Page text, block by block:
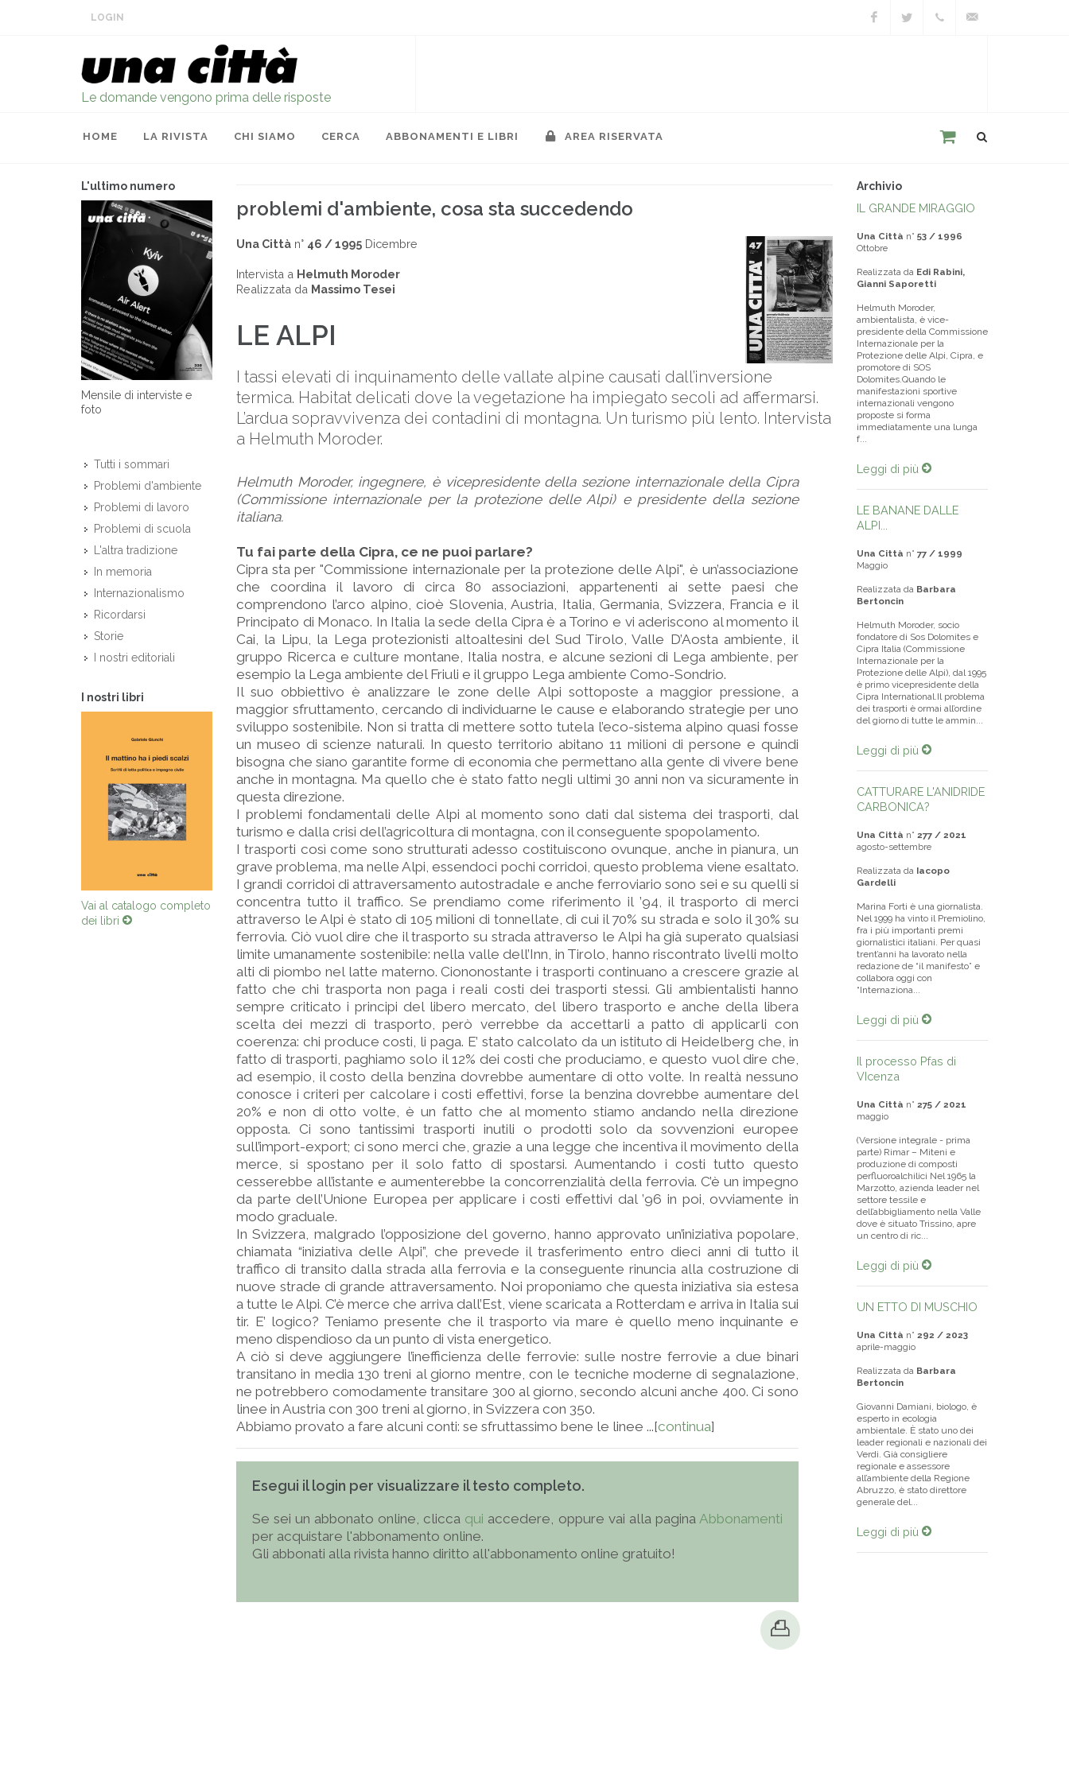
LOGIN
Le domande vengono prima delle risposte
HOME LA RIVISTA CHI SIAMO CERCA ABBONAMENTI E LIBRI AREA RISERVATA
L'ultimo numero
Mensile di interviste e
foto
Tutti i sommari
Problemi d'ambiente
Problemi di lavoro
Problemi di scuola
L'altra tradizione
In memoria
Internazionalismo
Ricordarsi
Storie
I nostri editoriali
I nostri libri
Vai al catalogo completo
dei libri
problemi d'ambiente, cosa sta succedendo
Una Città n° 46 / 1995 Dicembre
Intervista a Helmuth Moroder
Realizzata da Massimo Tesei
LE ALPI
I tassi elevati di inquinamento delle vallate alpine causati dall’inversione
termica. Habitat delicati dove la vegetazione ha impiegato secoli ad affermarsi.
L’ardua sopravvivenza dei contadini di montagna. Un turismo più lento. Intervista
a Helmuth Moroder.
Helmuth Moroder, ingegnere, è vicepresidente della sezione internazionale della Cipra
(Commissione internazionale per la protezione delle Alpi) e presidente della sezione
italiana.
Tu fai parte della Cipra, ce ne puoi parlare?
Cipra sta per "Commissione internazionale per la protezione delle Alpi", è un’associazione
che coordina il lavoro di circa 80 associazioni, appartenenti ai sette paesi che
comprendono l’arco alpino, cioè Slovenia, Austria, Italia, Germania, Svizzera, Francia e il
Principato di Monaco. In Italia la sede della Cipra è a Torino e vi aderiscono al momento il
Cai, la Lipu, la Lega protezionisti altoaltesini del Sud Tirolo, Valle D’Aosta ambiente, il
gruppo Ricerca e culture montane, Italia nostra, e alcune sezioni di Lega ambiente, per
esempio la Lega ambiente del Friuli e il gruppo Lega ambiente Como-Sondrio.
Il suo obbiettivo è analizzare le zone delle Alpi sottoposte a maggior pressione, a
maggior sfruttamento, cercando di individuarne le cause e elaborando strategie per uno
sviluppo sostenibile. Non si tratta di mettere sotto tutela l’eco-sistema alpino quasi fosse
un museo di scienze naturali. In questo territorio abitano 11 milioni di persone e quindi
bisogna che siano garantite forme di economia che permettano alla gente di vivere bene
anche in montagna. Ma quello che è stato fatto negli ultimi 30 anni non va sicuramente in
questa direzione.
I problemi fondamentali delle Alpi al momento sono dati dal sistema dei trasporti, dal
turismo e dalla crisi dell’agricoltura di montagna, con il conseguente spopolamento.
I trasporti così come sono strutturati adesso costituiscono ovunque, anche in pianura, un
grave problema, ma nelle Alpi, essendoci pochi corridoi, questo problema viene esaltato.
I grandi corridoi di attraversamento autostradale e anche ferroviario sono sei e su quelli si
concentra tutto il traffico. Se prendiamo come riferimento il ’94, il trasporto di merci
attraverso le Alpi è stato di 105 milioni di tonnellate, di cui il 70% su strada e solo il 30% su
ferrovia. Ciò vuol dire che il trasporto su strada attraverso le Alpi ha già superato qualsiasi
limite umanamente sostenibile: nella valle dell’Inn, in Tirolo, hanno riscontrato livelli molto
alti di piombo nel latte materno. Ciononostante i trasporti continuano a crescere grazie al
fatto che chi trasporta non paga i reali costi dei trasporti stessi. Gli ambientalisti hanno
sempre criticato i principi del libero mercato, del libero trasporto e anche della libera
scelta dei mezzi di trasporto, però verrebbe da accettarli a patto di applicarli con
coerenza: chi produce costi, li paga. E’ stato calcolato da un istituto di Heidelberg che, in
fatto di trasporti, paghiamo solo il 12% dei costi che produciamo, e questo vuol dire che,
ad esempio, il costo della benzina dovrebbe aumentare di otto volte. In realtà nessuno
conosce i criteri per calcolare i costi effettivi, forse la benzina dovrebbe aumentare del
20% e non di otto volte, è un fatto che al momento stiamo andando nella direzione
opposta. Ci sono tantissimi trasporti inutili o prodotti solo da sovvenzioni europee
sull’import-export; ci sono merci che, grazie a una legge che incentiva il movimento della
merce, si spostano per il solo fatto di spostarsi. Aumentando i costi tutto questo
cesserebbe all’istante e aumenterebbe la concorrenzialità della ferrovia. C’è un impegno
da parte dell’Unione Europea per applicare i costi effettivi dal ’96 in poi, ovviamente in
modo graduale.
In Svizzera, malgrado l’opposizione del governo, hanno approvato un’iniziativa popolare,
chiamata “iniziativa delle Alpi”, che prevede il trasferimento entro dieci anni di tutto il
traffico di transito dalla strada alla ferrovia e la conseguente rinuncia alla costruzione di
nuove strade di grande attraversamento. Noi proponiamo che questa iniziativa sia estesa
a tutte le Alpi. C’è merce che arriva dall’Est, viene scaricata a Rotterdam e arriva in Italia sui
tir. E’ logico? Teniamo presente che il trasporto via mare è quello meno inquinante e
meno dispendioso da un punto di vista energetico.
A ciò si deve aggiungere l’inefficienza delle ferrovie: sulle nostre ferrovie a due binari
transitano in media 130 treni al giorno mentre, con le tecniche moderne di segnalazione,
ne potrebbero comodamente transitare 300 al giorno, secondo alcuni anche 400. Ci sono
linee in Austria con 300 treni al giorno, in Svizzera con 350.
Abbiamo provato a fare alcuni conti: se sfruttassimo bene le linee ...[continua]
Esegui il login per visualizzare il testo completo.
Se sei un abbonato online, clicca qui accedere, oppure vai alla pagina Abbonamenti
per acquistare l'abbonamento online.
Gli abbonati alla rivista hanno diritto all'abbonamento online gratuito!
Archivio
IL GRANDE MIRAGGIO
Una Città n° 53 / 1996
Ottobre
Realizzata da Edi Rabini,
Gianni Saporetti
Helmuth Moroder,
ambientalista, è vice-
presidente della Commissione
Internazionale per la
Protezione delle Alpi, Cipra, e
promotore di SOS
Dolomites.Quando le
manifestazioni sportive
internazionali vengono
proposte si forma
immediatamente una lunga
f...
Leggi di più
LE BANANE DALLE
ALPI...
Una Città n° 77 / 1999
Maggio
Realizzata da Barbara
Bertoncin
Helmuth Moroder, socio
fondatore di Sos Dolomites e
Cipra Italia (Commissione
Internazionale per la
Protezione delle Alpi), dal 1995
è primo vicepresidente della
Cipra International.Il problema
dei trasporti è ormai all’ordine
del giorno di tutte le ammin...
Leggi di più
CATTURARE L'ANIDRIDE
CARBONICA?
Una Città n° 277 / 2021
agosto-settembre
Realizzata da Iacopo
Gardelli
Marina Forti è una giornalista.
Nel 1999 ha vinto il Premiolino,
fra i più importanti premi
giornalistici italiani. Per quasi
trent’anni ha lavorato nella
redazione de “il manifesto” e
collabora oggi con
“Internaziona...
Leggi di più
Il processo Pfas di
VIcenza
Una Città n° 275 / 2021
maggio
(Versione integrale - prima
parte) Rimar – Miteni e
produzione di composti
perfluoroalchilici Nel 1965 la
Marzotto, azienda leader nel
settore tessile e
dell’abbigliamento nella Valle
dove è situato Trissino, apre
un centro di ric...
Leggi di più
UN ETTO DI MUSCHIO
Una Città n° 292 / 2023
aprile-maggio
Realizzata da Barbara
Bertoncin
Giovanni Damiani, biologo, è
esperto in ecologia
ambientale. È stato uno dei
leader regionali e nazionali dei
Verdi. Già consigliere
regionale e assessore
all’ambiente della Regione
Abruzzo, è stato direttore
generale del...
Leggi di più